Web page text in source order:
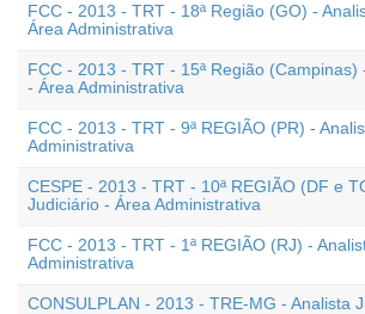
FCC - 2013 - TRT - 18ª Região (GO) -
Área Administrativa
FCC - 2013 - TRT - 15ª Região (Campinas)
- Área Administrativa
FCC - 2013 - TRT - 9ª REGIÃO (PR) -
Administrativa
CESPE - 2013 - TRT - 10ª REGIÃO (DF e
Judiciário - Área Administrativa
FCC - 2013 - TRT - 1ª REGIÃO (RJ) -
Administrativa
CONSULPLAN - 2013 - TRE-MG - Analista